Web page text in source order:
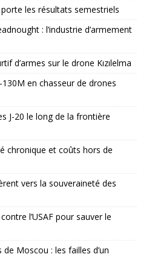
les résultats semestriels
: l’industrie d’armement
d’armes sur le drone Kızılelma
en chasseur de drones
J-20 le long de la frontière
chronique et coûts hors de
vers la souveraineté des
l’USAF pour sauver le
de Moscou : les failles d’un